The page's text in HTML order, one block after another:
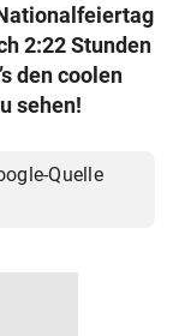
2:22 Stunden
den coolen
sehen!
Quelle